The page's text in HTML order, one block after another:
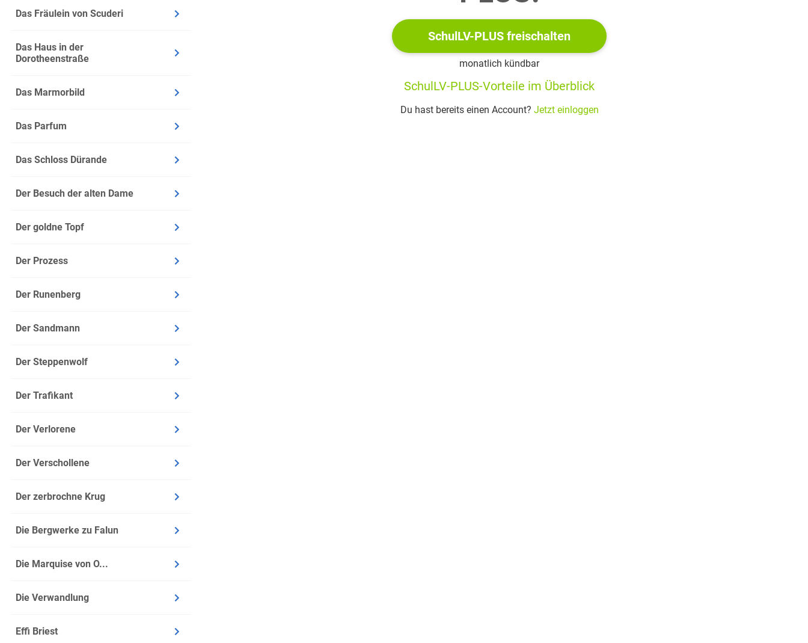
Das Fräulein von Scuderi
Das Haus in der
Dorotheenstraße
Das Marmorbild
Das Parfum
Das Schloss Dürande
Der Besuch der alten Dame
Der goldne Topf
Der Prozess
Der Runenberg
Der Sandmann
Der Steppenwolf
Der Trafikant
Der Verlorene
Der Verschollene
Der zerbrochne Krug
Die Bergwerke zu Falun
Die Marquise von O...
Die Verwandlung
Effi Briest
1942 nahm Deutschland auch das unbesetzte Südfrankreich ein
SchulLV-PLUS freischalten
monatlich kündbar
SchulLV-PLUS-Vorteile im Überblick
Du hast bereits einen Account? Jetzt einloggen